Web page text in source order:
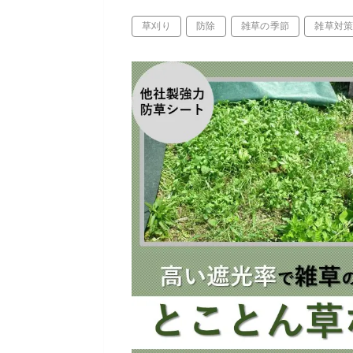
草刈り 防除 雑草の季節 雑草対策